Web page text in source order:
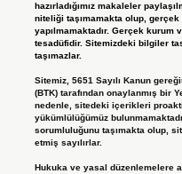
hazırladığımız makaleler
niteliği taşımamakta olup,
yapılmamaktadır. Gerçek
tesadüfidir. Sitemizdeki bilgiler
taşımazlar.
Sitemiz, 5651 Sayılı Kanun
(BTK) tarafından onaylanmış bir
nedenle, sitedeki içerikleri
yükümlülüğümüz
sorumluluğunu taşımakta olup,
etmiş sayılırlar.
Hukuka ve yasal düzenlemelere